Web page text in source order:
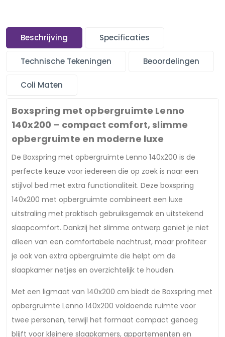
Beschrijving Specificaties
Technische Tekeningen Beoordelingen
Coli Maten
Boxspring met opbergruimte Lenno
140x200 – compact comfort, slimme
opbergruimte en moderne luxe
De Boxspring met opbergruimte Lenno 140x200 is de
perfecte keuze voor iedereen die op zoek is naar een
stijlvol bed met extra functionaliteit. Deze boxspring
140x200 met opbergruimte combineert een luxe
uitstraling met praktisch gebruiksgemak en uitstekend
slaapcomfort. Dankzij het slimme ontwerp geniet je niet
alleen van een comfortabele nachtrust, maar profiteer
je ook van extra opbergruimte die helpt om de
slaapkamer netjes en overzichtelijk te houden.
Met een ligmaat van 140x200 cm biedt de Boxspring met
opbergruimte Lenno 140x200 voldoende ruimte voor
twee personen, terwijl het formaat compact genoeg
blijft voor kleinere slaapkamers, appartementen en